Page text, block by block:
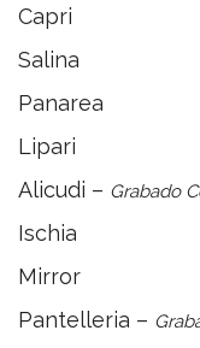
Capri
Salina
Panarea
Lipari
Alicudi – Grabado
Ischia
Mirror
Pantelleria –